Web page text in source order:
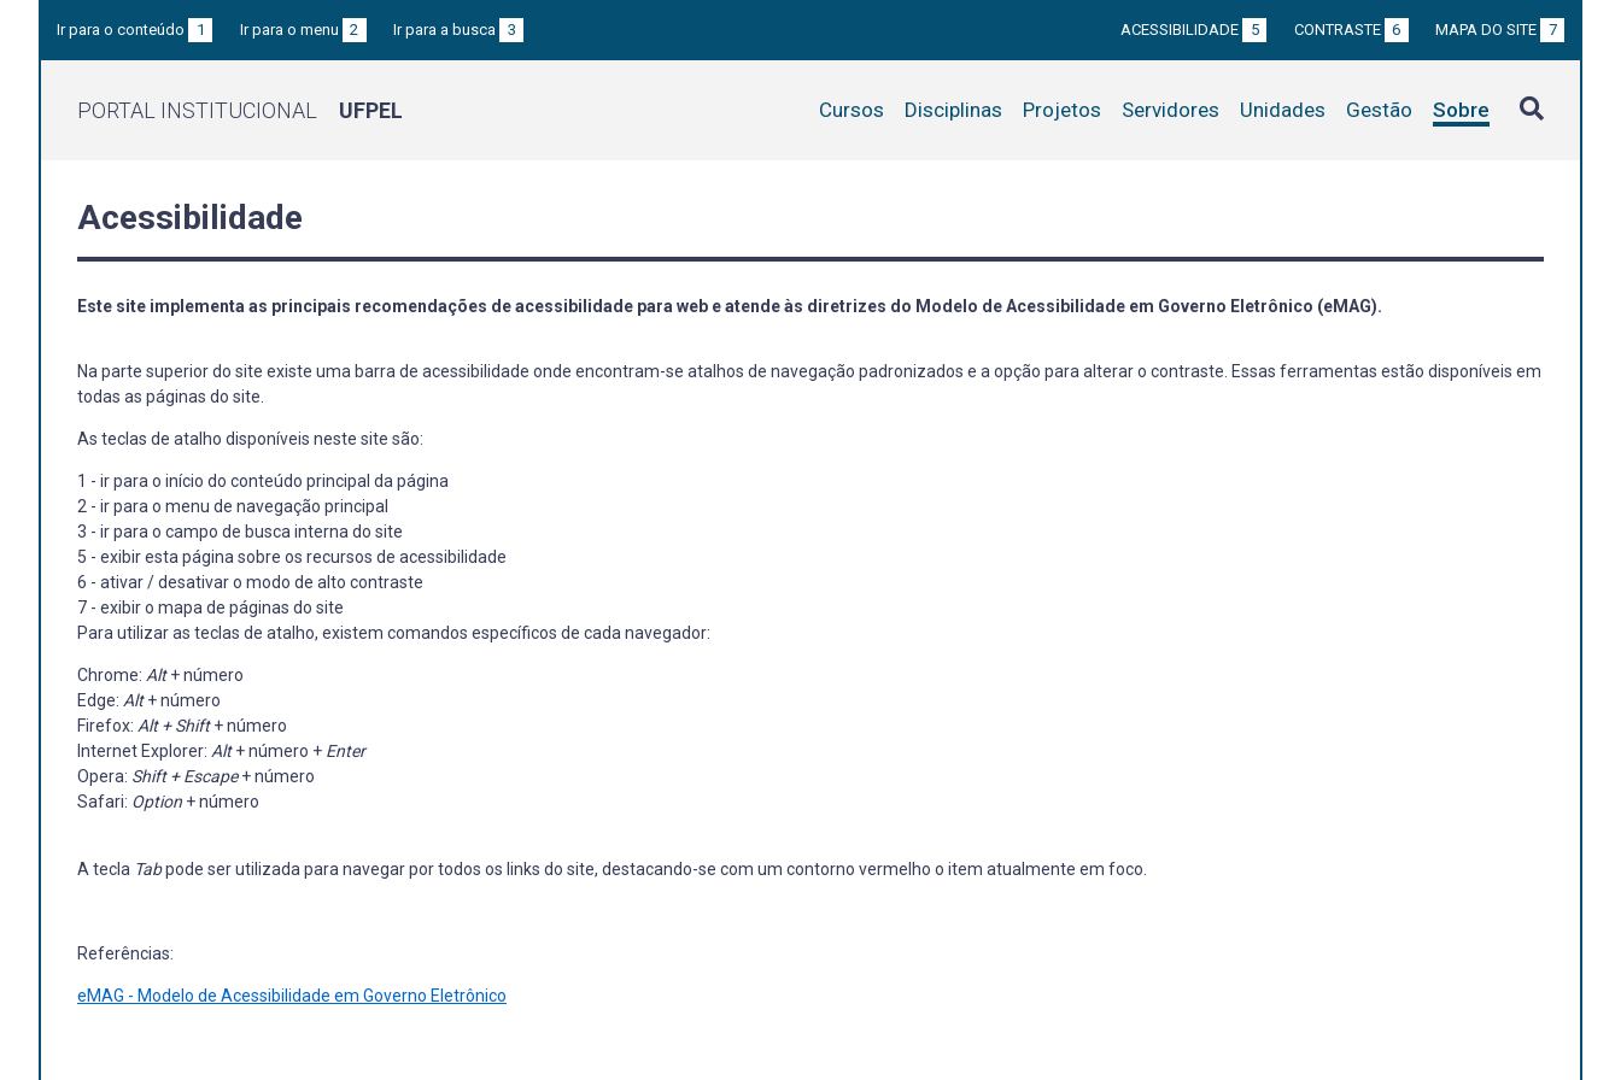
Ir para o conteúdo 1 Ir para o menu 2 Ir para a busca 3 ACESSIBILIDADE 5 CONTRASTE 6 MAPA DO SITE 7
PORTAL INSTITUCIONAL UFPEL Cursos Disciplinas Projetos Servidores Unidades Gestão Sobre
Acessibilidade
Este site implementa as principais recomendações de acessibilidade para web e atende às diretrizes do Modelo de Acessibilidade em Governo Eletrônico (eMAG).
Na parte superior do site existe uma barra de acessibilidade onde encontram-se atalhos de navegação padronizados e a opção para alterar o contraste. Essas ferramentas estão disponíveis em
todas as páginas do site.
As teclas de atalho disponíveis neste site são:
1 - ir para o início do conteúdo principal da página
2 - ir para o menu de navegação principal
3 - ir para o campo de busca interna do site
5 - exibir esta página sobre os recursos de acessibilidade
6 - ativar / desativar o modo de alto contraste
7 - exibir o mapa de páginas do site
Para utilizar as teclas de atalho, existem comandos específicos de cada navegador:
Chrome: Alt+ número
Edge: Alt+ número
Firefox: Alt + Shift+ número
Internet Explorer: Alt+ número + Enter
Opera: Shift + Escape+ número
Safari: Option + número
A tecla Tabpode ser utilizada para navegar por todos os links do site, destacando-se com um contorno vermelho o item atualmente em foco.
Referências:
eMAG - Modelo de Acessibilidade em Governo Eletrônico